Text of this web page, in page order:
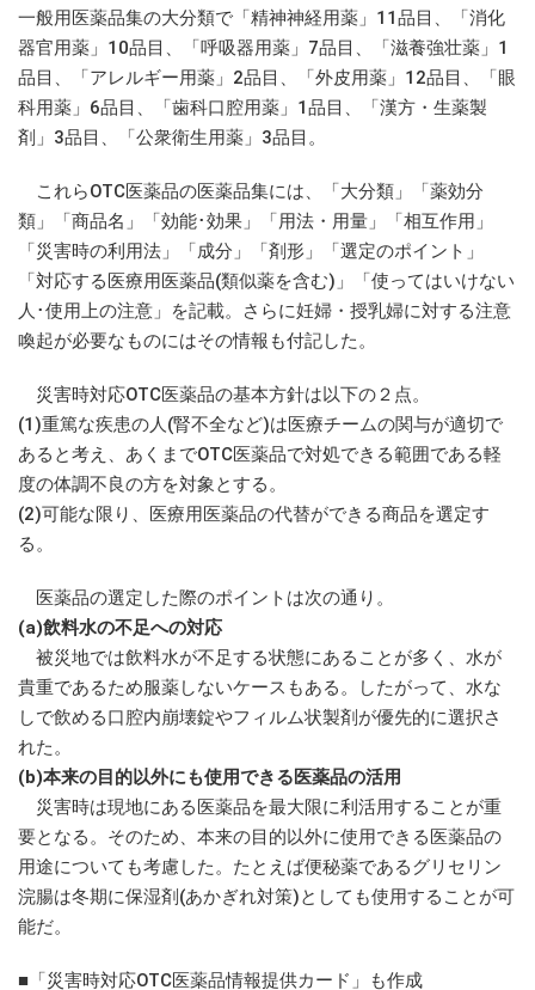
一般用医薬品集の大分類で「精神神経用薬」11品目、「消化
器官用薬」10品目、「呼吸器用薬」7品目、「滋養強壮薬」1
品目、「アレルギー用薬」2品目、「外皮用薬」12品目、「眼
科用薬」6品目、「歯科口腔用薬」1品目、「漢方・生薬製
剤」3品目、「公衆衛生用薬」3品目。
これらOTC医薬品の医薬品集には、「大分類」「薬効分
類」「商品名」「効能･効果」「用法・用量」「相互作用」
「災害時の利用法」「成分」「剤形」「選定のポイント」
「対応する医療用医薬品(類似薬を含む)」「使ってはいけない
人･使用上の注意」を記載。さらに妊婦・授乳婦に対する注意
喚起が必要なものにはその情報も付記した。
災害時対応OTC医薬品の基本方針は以下の２点。
(1)重篤な疾患の人(腎不全など)は医療チームの関与が適切で
あると考え、あくまでOTC医薬品で対処できる範囲である軽
度の体調不良の方を対象とする。
(2)可能な限り、医療用医薬品の代替ができる商品を選定す
る。
医薬品の選定した際のポイントは次の通り。
(a)飲料水の不足への対応
被災地では飲料水が不足する状態にあることが多く、水が
貴重であるため服薬しないケースもある。したがって、水な
しで飲める口腔内崩壊錠やフィルム状製剤が優先的に選択さ
れた。
(b)本来の目的以外にも使用できる医薬品の活用
災害時は現地にある医薬品を最大限に利活用することが重
要となる。そのため、本来の目的以外に使用できる医薬品の
用途についても考慮した。たとえば便秘薬であるグリセリン
浣腸は冬期に保湿剤(あかぎれ対策)としても使用することが可
能だ。
■「災害時対応OTC医薬品情報提供カード」も作成